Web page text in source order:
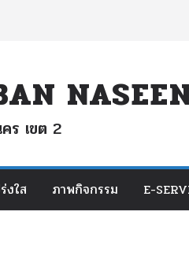
ร เขต 2
งใส ภาพกิจกรรม E-